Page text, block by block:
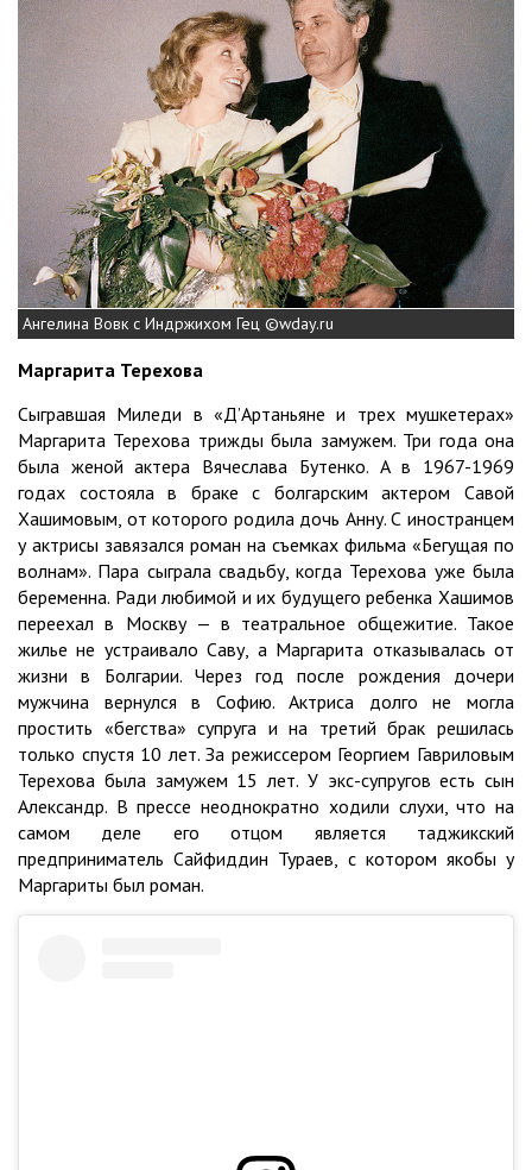
Ангелина Вовк с Индржихом Гец ©wday.ru
Маргарита Терехова
Сыгравшая Миледи в «Д’Артаньяне и трех мушкетерах»
Маргарита Терехова трижды была замужем. Три года она
была женой актера Вячеслава Бутенко. А в 1967-1969
годах состояла в браке с болгарским актером Савой
Хашимовым, от которого родила дочь Анну. С иностранцем
у актрисы завязался роман на съемках фильма «Бегущая по
волнам». Пара сыграла свадьбу, когда Терехова уже была
беременна. Ради любимой и их будущего ребенка Хашимов
переехал в Москву — в театральное общежитие. Такое
жилье не устраивало Саву, а Маргарита отказывалась от
жизни в Болгарии. Через год после рождения дочери
мужчина вернулся в Софию. Актриса долго не могла
простить «бегства» супруга и на третий брак решилась
только спустя 10 лет. За режиссером Георгием Гавриловым
Терехова была замужем 15 лет. У экс-супругов есть сын
Александр. В прессе неоднократно ходили слухи, что на
самом деле его отцом является таджикский
предприниматель Сайфиддин Тураев, с котором якобы у
Маргариты был роман.